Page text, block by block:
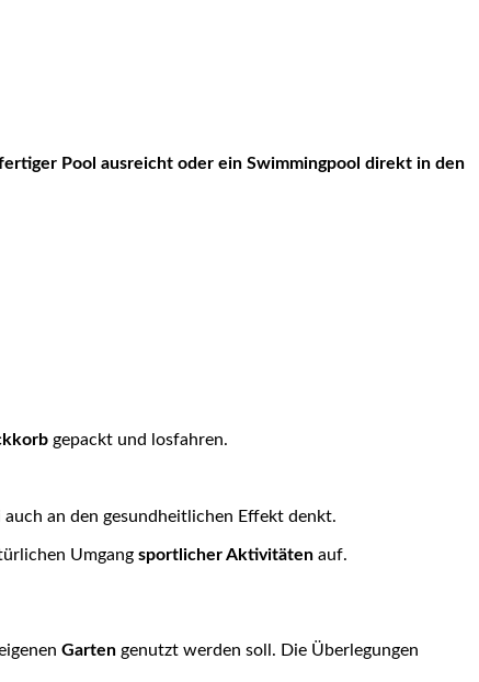
Pool ausreicht oder ein Swimmingpool direkt in den
gepackt und losfahren.
auch an den gesundheitlichen Effekt denkt.
Umgang sportlicher Aktivitäten auf.
Garten genutzt werden soll. Die Überlegungen